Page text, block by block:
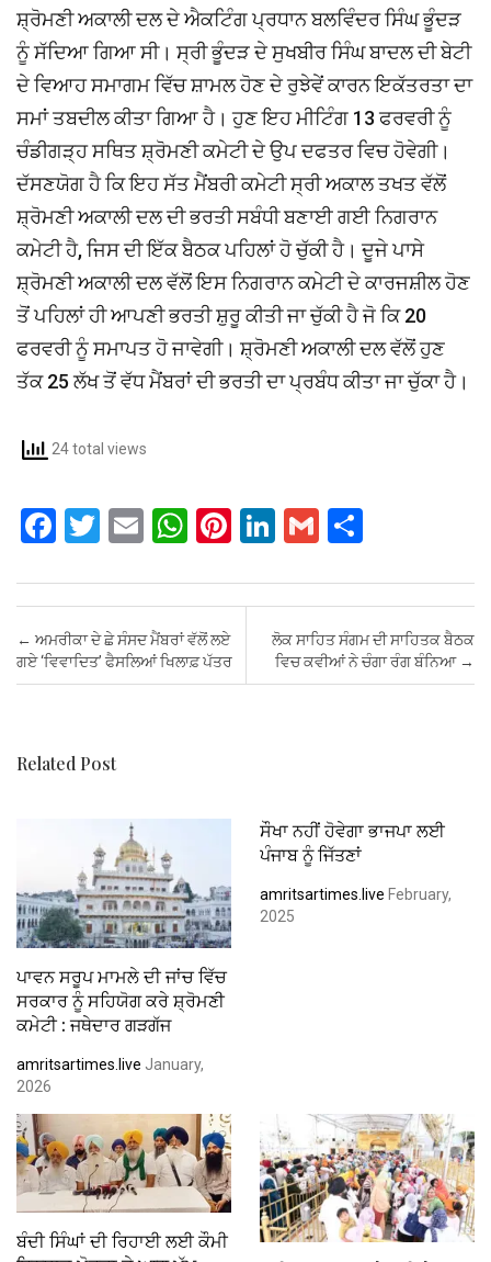
ਸ਼੍ਰੋਮਣੀ ਅਕਾਲੀ ਦਲ ਦੇ ਐਕਟਿੰਗ ਪ੍ਰਧਾਨ ਬਲਵਿੰਦਰ ਸਿੰਘ ਭੂੰਦੜ
ਨੂੰ ਸੱਦਿਆ ਗਿਆ ਸੀ। ਸ੍ਰੀ ਭੂੰਦੜ ਦੇ ਸੁਖਬੀਰ ਸਿੰਘ ਬਾਦਲ ਦੀ ਬੇਟੀ
ਦੇ ਵਿਆਹ ਸਮਾਗਮ ਵਿੱਚ ਸ਼ਾਮਲ ਹੋਣ ਦੇ ਰੁਝੇਵੇਂ ਕਾਰਨ ਇਕੱਤਰਤਾ ਦਾ
ਸਮਾਂ ਤਬਦੀਲ ਕੀਤਾ ਗਿਆ ਹੈ। ਹੁਣ ਇਹ ਮੀਟਿੰਗ 13 ਫਰਵਰੀ ਨੂੰ
ਚੰਡੀਗੜ੍ਹ ਸਥਿਤ ਸ਼੍ਰੋਮਣੀ ਕਮੇਟੀ ਦੇ ਉਪ ਦਫਤਰ ਵਿਚ ਹੋਵੇਗੀ।
ਦੱਸਣਯੋਗ ਹੈ ਕਿ ਇਹ ਸੱਤ ਮੈਂਬਰੀ ਕਮੇਟੀ ਸ੍ਰੀ ਅਕਾਲ ਤਖਤ ਵੱਲੋਂ
ਸ਼੍ਰੋਮਣੀ ਅਕਾਲੀ ਦਲ ਦੀ ਭਰਤੀ ਸਬੰਧੀ ਬਣਾਈ ਗਈ ਨਿਗਰਾਨ
ਕਮੇਟੀ ਹੈ, ਜਿਸ ਦੀ ਇੱਕ ਬੈਠਕ ਪਹਿਲਾਂ ਹੋ ਚੁੱਕੀ ਹੈ। ਦੂਜੇ ਪਾਸੇ
ਸ਼੍ਰੋਮਣੀ ਅਕਾਲੀ ਦਲ ਵੱਲੋਂ ਇਸ ਨਿਗਰਾਨ ਕਮੇਟੀ ਦੇ ਕਾਰਜਸ਼ੀਲ ਹੋਣ
ਤੋਂ ਪਹਿਲਾਂ ਹੀ ਆਪਣੀ ਭਰਤੀ ਸ਼ੁਰੂ ਕੀਤੀ ਜਾ ਚੁੱਕੀ ਹੈ ਜੋ ਕਿ 20
ਫਰਵਰੀ ਨੂੰ ਸਮਾਪਤ ਹੋ ਜਾਵੇਗੀ। ਸ਼੍ਰੋਮਣੀ ਅਕਾਲੀ ਦਲ ਵੱਲੋਂ ਹੁਣ
ਤੱਕ 25 ਲੱਖ ਤੋਂ ਵੱਧ ਮੈਂਬਰਾਂ ਦੀ ਭਰਤੀ ਦਾ ਪ੍ਰਬੰਧ ਕੀਤਾ ਜਾ ਚੁੱਕਾ ਹੈ।
24 total views
F
ce
b
o
T
tt
er
E
ail
W
at
s
A
Pi
er
t
Li
ke
dI
n
G
ail ar
e
Post navigation
← ਅਮਰੀਕਾ ਦੇ ਛੇ ਸੰਸਦ ਮੈਂਬਰਾਂ ਵੱਲੋਂ ਲਏ
ਗਏ ‘ਵਿਵਾਦਿਤ’ ਫੈਸਲਿਆਂ ਖਿਲਾਫ਼ ਪੱਤਰ
ਲੋਕ ਸਾਹਿਤ ਸੰਗਮ ਦੀ ਸਾਹਿਤਕ ਬੈਠਕ
ਵਿਚ ਕਵੀਆਂ ਨੇ ਚੰਗਾ ਰੰਗ ਬੰਨਿਆ →
Related Post
ਪਾਵਨ ਸਰੂਪ ਮਾਮਲੇ ਦੀ ਜਾਂਚ ਵਿੱਚ
ਸਰਕਾਰ ਨੂੰ ਸਹਿਯੋਗ ਕਰੇ ਸ਼੍ਰੋਮਣੀ
ਕਮੇਟੀ : ਜਥੇਦਾਰ ਗੜਗੱਜ
amritsartimes.live January,
2026
ਸੌਖਾ ਨਹੀਂ ਹੋਵੇਗਾ ਭਾਜਪਾ ਲਈ
ਪੰਜਾਬ ਨੂੰ ਜਿੱਤਣਾਂ
amritsartimes.live February,
2025
ਬੰਦੀ ਸਿੰਘਾਂ ਦੀ ਰਿਹਾਈ ਲਈ ਕੌਮੀ